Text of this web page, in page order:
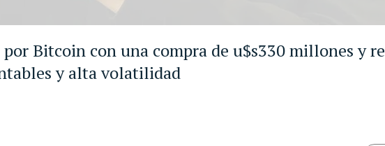
Bitcoin con una compra de u$s330 millones y
y alta volatilidad